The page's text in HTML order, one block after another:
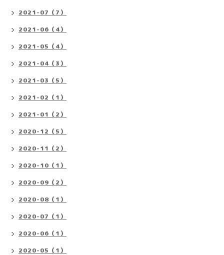
2021-07（7）
2021-06（4）
2021-05（4）
2021-04（3）
2021-03（5）
2021-02（1）
2021-01（2）
2020-12（5）
2020-11（2）
2020-10（1）
2020-09（2）
2020-08（1）
2020-07（1）
2020-06（1）
2020-05（1）